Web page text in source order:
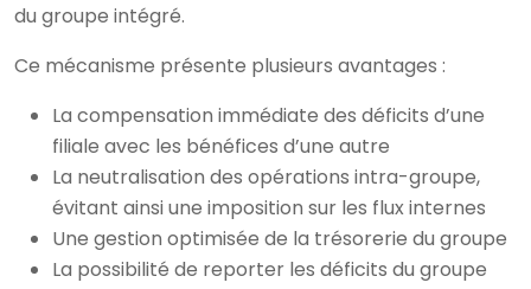
du groupe intégré.
Ce mécanisme présente plusieurs avantages :
La compensation immédiate des déficits d’une
filiale avec les bénéfices d’une autre
La neutralisation des opérations intra-groupe,
évitant ainsi une imposition sur les flux internes
Une gestion optimisée de la trésorerie du groupe
La possibilité de reporter les déficits du groupe